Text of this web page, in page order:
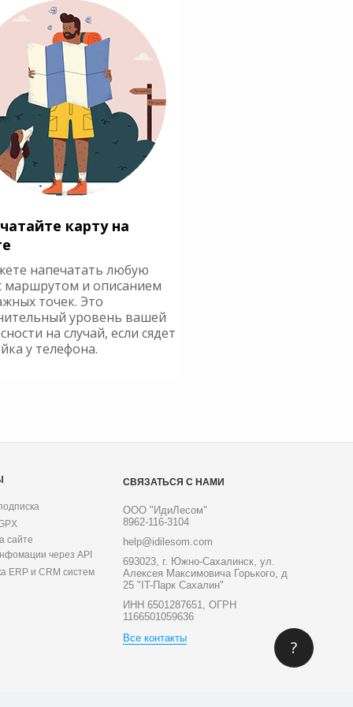
карту на
напечатать любую
маршрутом и описанием
точек. Это
уровень вашей
на случай, если сядет
у телефона.
сайте
через API
ERP и CRM систем
СВЯЗАТЬСЯ С НАМИ
ООО "ИдиЛесом"
8962-116-3104
help@idilesom.com
693023, г. Южно-Сахалинск, ул.
Алексея Максимовича Горького, д
25 "IT-Парк Сахалин"
ИНН 6501287651, ОГРН
1166501059636
Все контакты
?